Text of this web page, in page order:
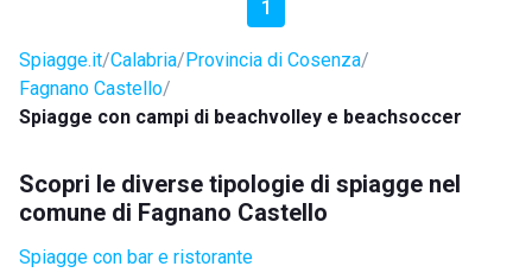
1
Spiagge.it Calabria Provincia di Cosenza
Fagnano Castello
Spiagge con campi di beachvolley e beachsoccer
Scopri le diverse tipologie di spiagge nel
comune di Fagnano Castello
Spiagge con bar e ristorante